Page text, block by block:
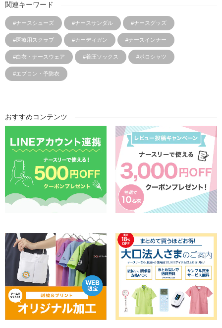
関連キーワード
#ナースシューズ #ナースサンダル #ナースグッズ
#医療用スクラブ #カーディガン #ナースインナー
#白衣・ナースウェア #着圧ソックス #ポロシャツ
#エプロン・予防衣
おすすめコンテンツ